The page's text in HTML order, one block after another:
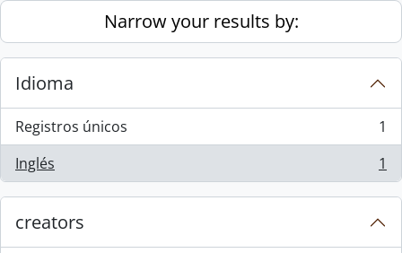
Skip to main contentNarrow your results by:
Idioma
Registros únicos
, 1 resultados
1
Inglés
, 1 resultados 1
creators